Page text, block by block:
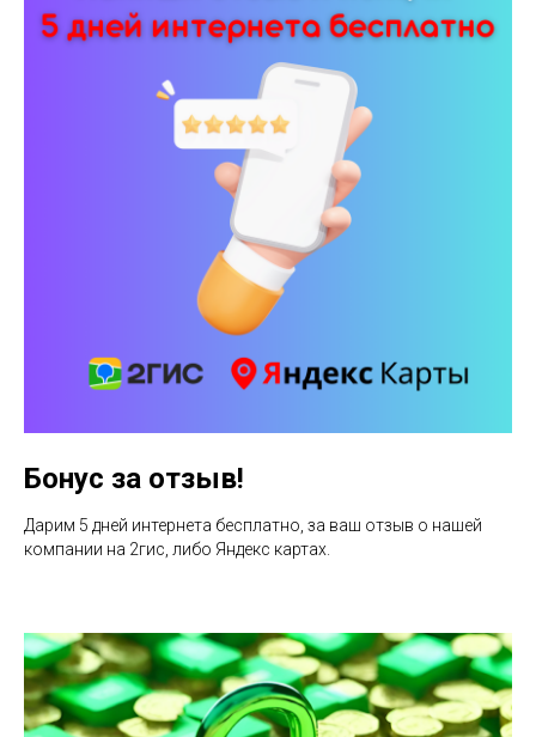
Бонус за отзыв!
Дарим 5 дней интернета бесплатно, за ваш отзыв о нашей
компании на 2гис, либо Яндекс картах.